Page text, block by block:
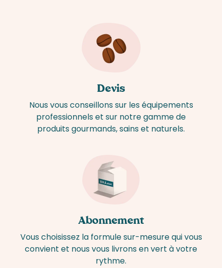
Devis
Nous vous conseillons sur les équipements
professionnels et sur notre gamme de
produits gourmands, sains et naturels.
Abonnement
Vous choisissez la formule sur-mesure qui vous
convient et nous vous livrons en vert à votre
rythme.